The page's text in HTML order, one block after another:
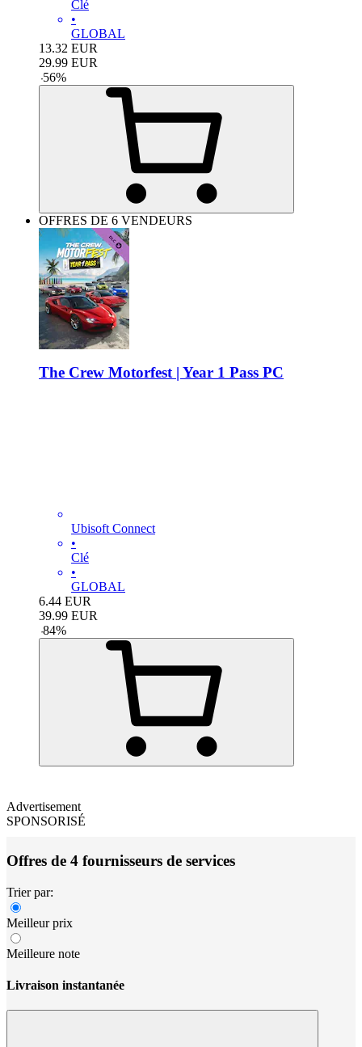
Clé
•
GLOBAL
13.32 EUR
29.99 EUR
-56%
OFFRES DE 6 VENDEURS
The Crew Motorfest | Year 1 Pass PC
Ubisoft Connect
•
Clé
•
GLOBAL
6.44 EUR
39.99 EUR
-84%
Advertisement
SPONSORISÉ
Offres de 4 fournisseurs de services
Trier par:
Meilleur prix
Meilleure note
Livraison instantanée